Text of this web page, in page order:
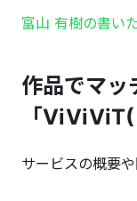
富山 有樹の書い
作品でマッ
「ViViViT(
サービスの概要